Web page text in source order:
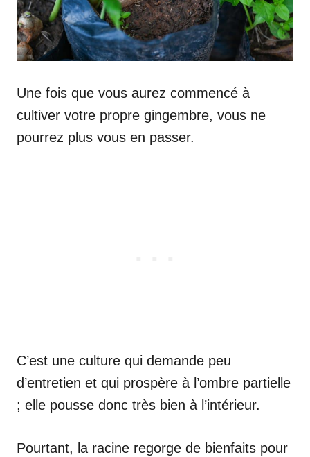
Une fois que vous aurez commencé à
cultiver votre propre gingembre, vous ne
pourrez plus vous en passer.
C’est une culture qui demande peu
d’entretien et qui prospère à l’ombre partielle
; elle pousse donc très bien à l’intérieur.
Pourtant, la racine regorge de bienfaits pour